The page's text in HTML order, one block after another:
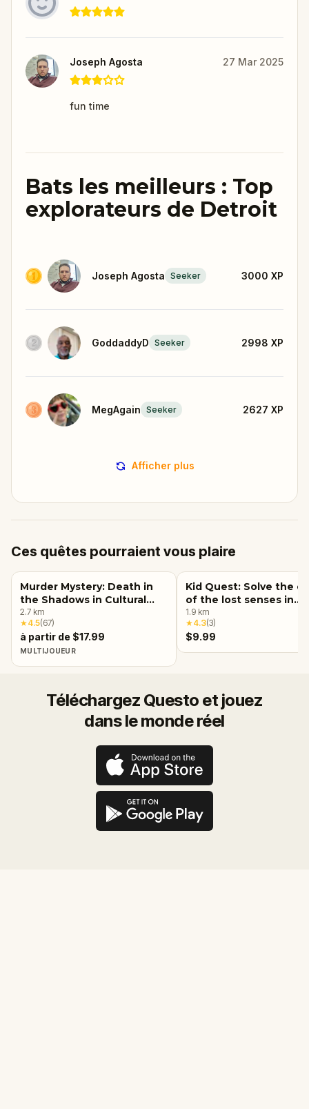
Joseph Agosta 27 Mar 2025
fun time
Bats les meilleurs : Top
explorateurs de Detroit
Joseph Agosta Seeker 3000 XP
GoddaddyD Seeker 2998 XP
MegAgain Seeker 2627 XP
Afficher plus
Ces quêtes pourraient vous plaire
Murder Mystery: Death in
the Shadows in Cultural
Center, Detroit
2.7 km
★4.5(67)
à partir de $17.99
MULTIJOUEUR
Kid Quest: Solve the
of the lost senses in
Detroit
1.9 km
★4.3(3)
$9.99
Téléchargez Questo et jouez
dans le monde réel